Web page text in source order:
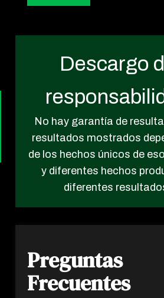
Descargo
No hay garantía de
resultados mostrados
de los hechos únicos de
y diferentes hechos
diferentes
Preguntas
Frecuentes